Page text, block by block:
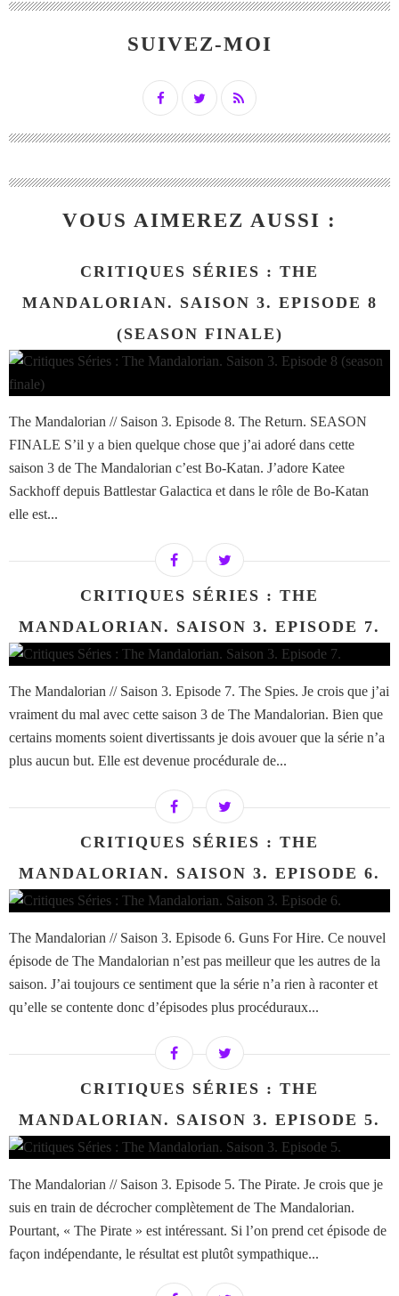
SUIVEZ-MOI
VOUS AIMEREZ AUSSI :
CRITIQUES SÉRIES : THE
MANDALORIAN. SAISON 3. EPISODE 8
(SEASON FINALE)
The Mandalorian // Saison 3. Episode 8. The Return. SEASON
FINALE S’il y a bien quelque chose que j’ai adoré dans cette
saison 3 de The Mandalorian c’est Bo-Katan. J’adore Katee
Sackhoff depuis Battlestar Galactica et dans le rôle de Bo-Katan
elle est...
CRITIQUES SÉRIES : THE
MANDALORIAN. SAISON 3. EPISODE 7.
The Mandalorian // Saison 3. Episode 7. The Spies. Je crois que j’ai
vraiment du mal avec cette saison 3 de The Mandalorian. Bien que
certains moments soient divertissants je dois avouer que la série n’a
plus aucun but. Elle est devenue procédurale de...
CRITIQUES SÉRIES : THE
MANDALORIAN. SAISON 3. EPISODE 6.
The Mandalorian // Saison 3. Episode 6. Guns For Hire. Ce nouvel
épisode de The Mandalorian n’est pas meilleur que les autres de la
saison. J’ai toujours ce sentiment que la série n’a rien à raconter et
qu’elle se contente donc d’épisodes plus procéduraux...
CRITIQUES SÉRIES : THE
MANDALORIAN. SAISON 3. EPISODE 5.
The Mandalorian // Saison 3. Episode 5. The Pirate. Je crois que je
suis en train de décrocher complètement de The Mandalorian.
Pourtant, « The Pirate » est intéressant. Si l’on prend cet épisode de
façon indépendante, le résultat est plutôt sympathique...